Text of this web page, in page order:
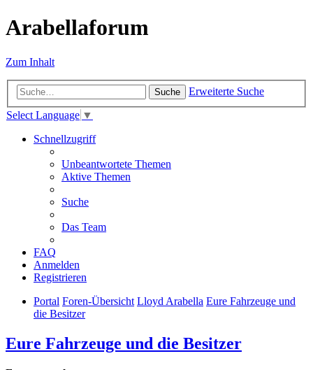
Arabellaforum
Zum Inhalt
Suche
Erweiterte Suche
Select Language ▼
Schnellzugriff
Unbeantwortete Themen
Aktive Themen
Suche
Das Team
FAQ
Anmelden
Registrieren
Portal Foren-Übersicht Lloyd Arabella Eure Fahrzeuge und
die Besitzer
Eure Fahrzeuge und die Besitzer